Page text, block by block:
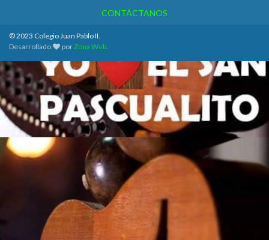
CONTÁCTANOS
© 2023 Colegio Juan Pablo II.
Desarrollado
por Zona Web